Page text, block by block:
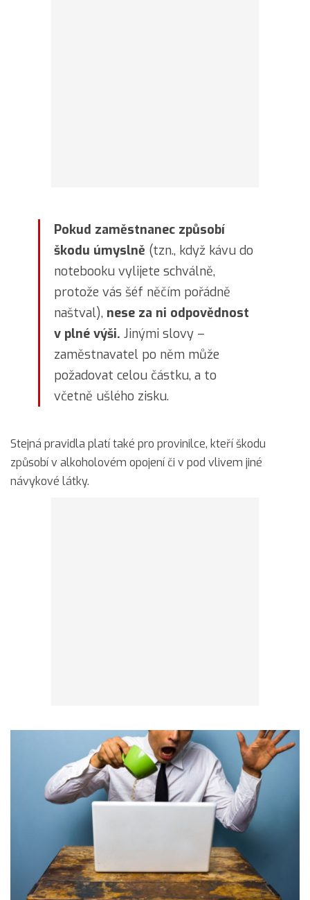
Pokud zaměstnanec způsobí
škodu úmyslně (tzn., když kávu do
notebooku vylijete schválně,
protože vás šéf něčím pořádně
naštval), nese za ni odpovědnost
v plné výši. Jinými slovy –
zaměstnavatel po něm může
požadovat celou částku, a to
včetně ušlého zisku.
Stejná pravidla platí také pro provinilce, kteří škodu
způsobí v alkoholovém opojení či v pod vlivem jiné
návykové látky.